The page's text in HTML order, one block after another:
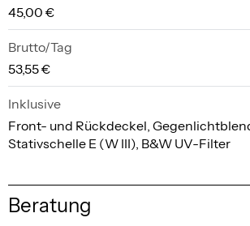
45,00 €
Brutto/Tag
53,55 €
Inklusive
Front- und Rückdeckel,
Stativschelle E (W III), B&W UV-Filter
Beratung